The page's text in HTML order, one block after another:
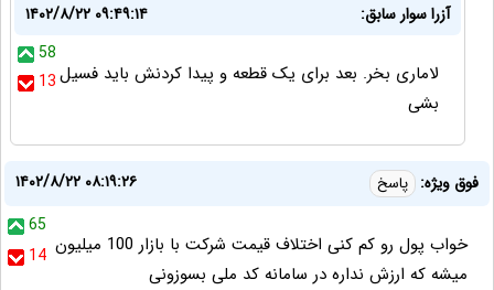
آزرا سوار سابق:
۱۴۰۲/۸/۲۲ ۰۹:۴۹:۱۴
58
13لاماری بخر. بعد برای یک قطعه و پیدا کردنش باید فسیل
بشی
فوق ویژه: پاسخ
۱۴۰۲/۸/۲۲ ۰۸:۱۹:۲۶
65
14 خواب پول رو کم کنی اختلاف قیمت شرکت با بازار 100 میلیون
میشه که ارزش نداره در سامانه کد ملی بسوزونی